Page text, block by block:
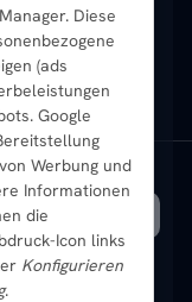
Diese
(ads
Google
Werbung und
Informationen
die
Icon links
Konfigurieren
.
Schwarz
Aktuelle Angebote
VERSAND MIT